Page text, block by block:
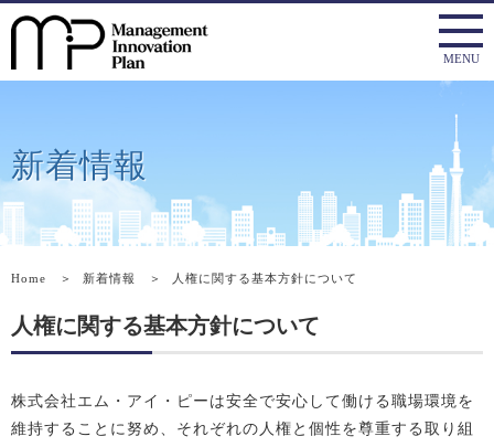
新着情報
Home ＞ 新着情報 ＞ 人権に関する基本方針について
人権に関する基本方針について
株式会社エム・アイ・ピーは安全で安心して働ける職場環境を
維持することに努め、それぞれの人権と個性を尊重する取り組